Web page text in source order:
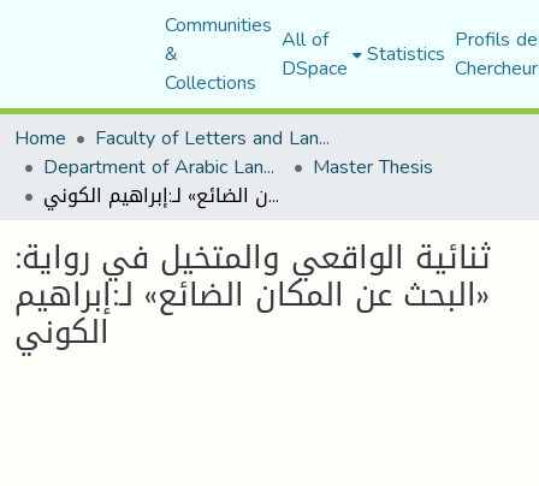
Communities
&
Collections
All of
DSpace Statistics Profils
Home
Faculty of Letters and Languages
Department of Arabic Language and Literature Master Thesis
ثنائية الواقعي والمتخيل في رواية: «البحث عن المكان الضائع» لـ:إبراهيم الكوني
ثنائية الواقعي والمتخيل في رواية:
«البحث عن المكان الضائع» لـ:إبراهيم
الكوني